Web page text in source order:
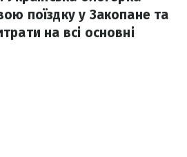
поїздку у Закопане та
на всі основні